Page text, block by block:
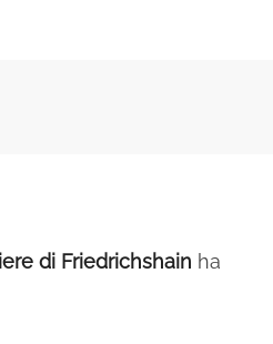
di Friedrichshain ha